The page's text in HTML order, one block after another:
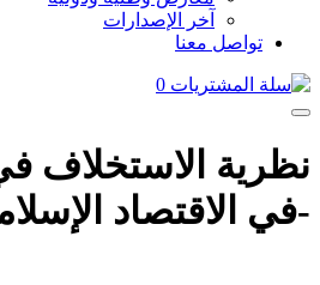
آخر الإصدارات
تواصل معنا
0
نظرية الاستخلاف
-في الاقتصاد